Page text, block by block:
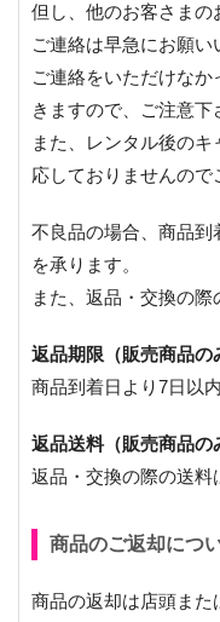
但し、他のお客さまの
ご連絡は早急にお願い
ご連絡をいただけな
きますので、ご注意下
また、レンタル後の
応しておりませんので
不良品の場合、商品
を承ります。
また、返品・交換の際
返品期限（販売商品の
商品到着日より7日以
返品送料（販売商品の
返品・交換の際の送料
商品のご返却につ
商品の返却は店頭また